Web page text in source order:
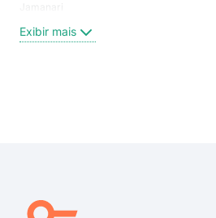
Jamanari
Exibir mais